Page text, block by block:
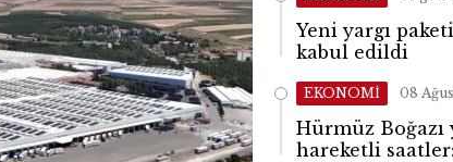
Yeni yargı
kabul edildi
EKONOMİ 08
Hürmüz Boğazı
hareketli